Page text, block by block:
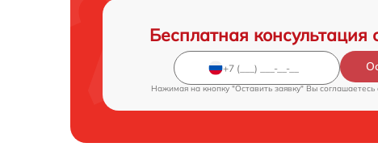
Бесплатная консультация
Нажимая на кнопку "Оставить заявку" Вы соглашаетесь